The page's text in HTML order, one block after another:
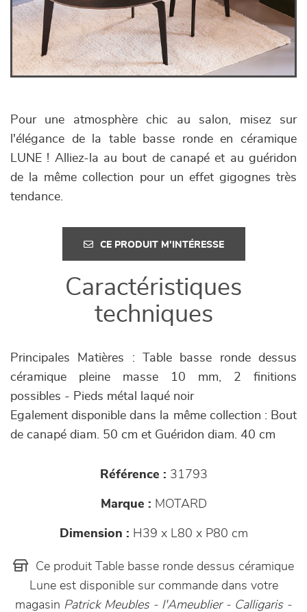
Pour une atmosphère chic au salon, misez sur
l'élégance de la table basse ronde en céramique
LUNE ! Alliez-la au bout de canapé et au guéridon
de la même collection pour un effet gigognes très
tendance.
CE PRODUIT M'INTÉRESSE
Caractéristiques
techniques
Principales Matières : Table basse ronde dessus
céramique pleine masse 10 mm, 2 finitions
possibles - Pieds métal laqué noir
Egalement disponible dans la même collection : Bout
de canapé diam. 50 cm et Guéridon diam. 40 cm
Référence : 31793
Marque : MOTARD
Dimension : H39 x L80 x P80 cm
Ce produit Table basse ronde dessus céramique
Lune est disponible sur commande dans votre
magasin Patrick Meubles - l'Ameublier - Calligaris -